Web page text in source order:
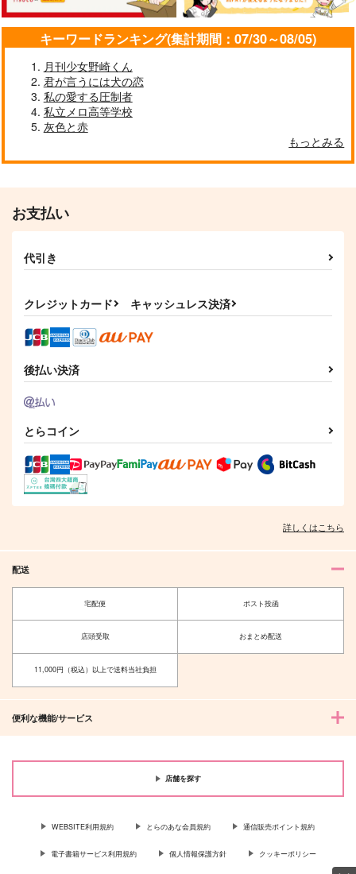
キーワードランキング(集計期間：07/30～08/05)
月刊少女野崎くん
君が言うには犬の恋
私の愛する圧制者
私立メロ高等学校
灰色と赤
もっとみる
お支払い
代引き
クレジットカード キャッシュレス決済
後払い決済
とらコイン
詳しくはこちら
配送
宅配便 ポスト投函
店頭受取 おまとめ配送
11,000円（税込）以上で送料当社負担
便利な機能/サービス
店舗を探す
WEBSITE利用規約 とらのあな会員規約 通信販売ポイント規約
電子書籍サービス利用規約 個人情報保護方針 クッキーポリシー